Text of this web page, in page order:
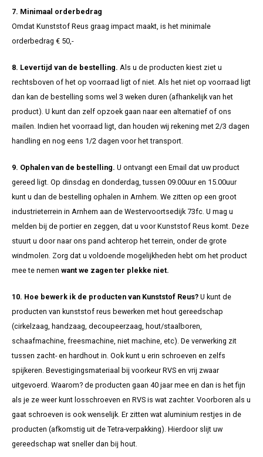
7. Minimaal orderbedrag
Omdat Kunststof Reus graag impact maakt, is het minimale
orderbedrag € 50,-
8. Levertijd van de bestelling. Als u de producten kiest ziet u
rechtsboven of het op voorraad ligt of niet. Als het niet op voorraad ligt
dan kan de bestelling soms wel 3 weken duren (afhankelijk van het
product). U kunt dan zelf opzoek gaan naar een alternatief of ons
mailen. Indien het voorraad ligt, dan houden wij rekening met 2/3 dagen
handling en nog eens 1/2 dagen voor het transport.
9. Ophalen van de bestelling. U ontvangt een Email dat uw product
gereed ligt. Op dinsdag en donderdag, tussen 09.00uur en 15.00uur
kunt u dan de bestelling ophalen in Arnhem. We zitten op een groot
industrieterrein in Arnhem aan de Westervoortsedijk 73fc. U mag u
melden bij de portier en zeggen, dat u voor Kunststof Reus komt. Deze
stuurt u door naar ons pand achterop het terrein, onder de grote
windmolen. Zorg dat u voldoende mogelijkheden hebt om het product
mee te nemen want we zagen ter plekke niet.
10. Hoe bewerk ik de producten van Kunststof Reus? U kunt de
producten van kunststof reus bewerken met hout gereedschap
(cirkelzaag, handzaag, decoupeerzaag, hout/staalboren,
schaafmachine, freesmachine, niet machine, etc). De verwerking zit
tussen zacht- en hardhout in. Ook kunt u erin schroeven en zelfs
spijkeren. Bevestigingsmateriaal bij voorkeur RVS en vrij zwaar
uitgevoerd. Waarom? de producten gaan 40 jaar mee en dan is het fijn
als je ze weer kunt losschroeven en RVS is wat zachter. Voorboren als u
gaat schroeven is ook wenselijk. Er zitten wat aluminium restjes in de
producten (afkomstig uit de Tetra-verpakking). Hierdoor slijt uw
gereedschap wat sneller dan bij hout.